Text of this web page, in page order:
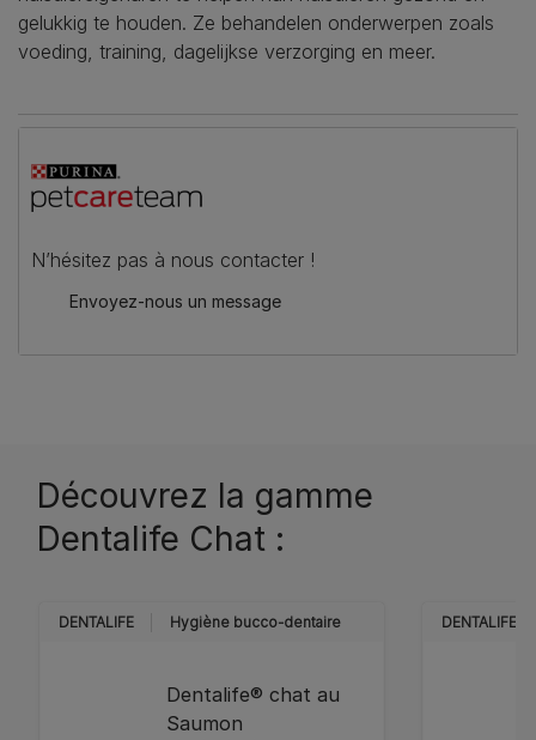
gelukkig te houden. Ze behandelen onderwerpen zoals
voeding, training, dagelijkse verzorging en meer.
N’hésitez pas à nous contacter !
Envoyez-nous un message
Découvrez la gamme
Dentalife Chat :
DENTALIFE Hygiène bucco-dentaire
Dentalife® chat au
Saumon
DENTALIFE